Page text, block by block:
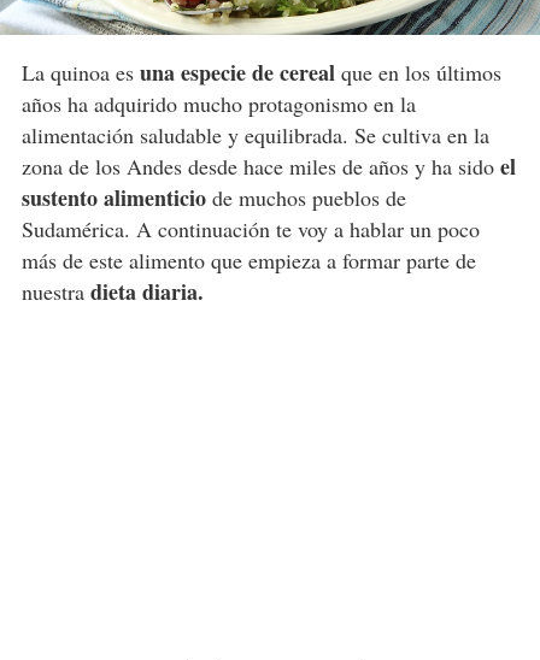
La quinoa es una especie de cerealque en los últimos
años ha adquirido mucho protagonismo en la
alimentación saludable y equilibrada. Se cultiva en la
zona de los Andes desde hace miles de años y ha sido el
sustento alimenticiode muchos pueblos de
Sudamérica. A continuación te voy a hablar un poco
más de este alimento que empieza a formar parte de
nuestra dieta diaria.